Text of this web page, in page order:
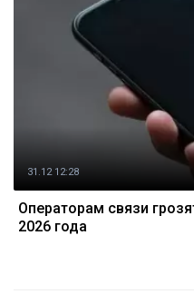
31.12 12:28
Операторам связи
2026 года